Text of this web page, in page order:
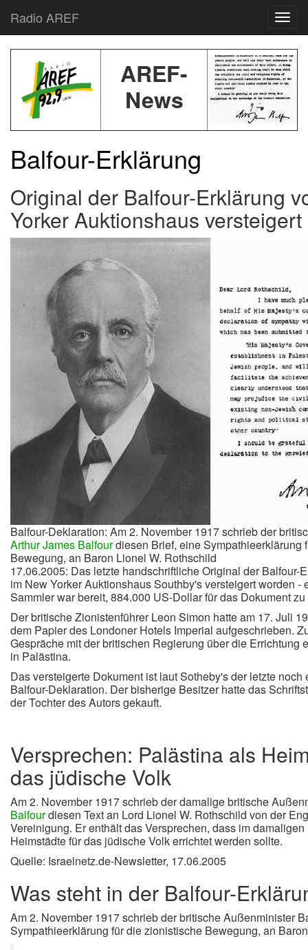
Radio AREF
AREF-
News
Balfour-Erklärung
Original der Balfour-Erklärung
Yorker Auktionshaus versteigert
Balfour-Deklaration: Am 2. November 1917 schrieb der
Arthur James Balfourdiesen Brief, eine Sympathieerklärung
Bewegung, an Baron Lionel W. Rothschild
17.06.2005: Das letzte handschriftliche Original der Balfour-
im New Yorker Auktionshaus Southby's versteigert worden -
Sammler war bereit, 884.000 US-Dollar für das Dokument
Der britische Zionistenführer Leon Simon hatte am 17. Juli
dem Papier des Londoner Hotels Imperial aufgeschrieben.
Gespräche mit der britischen Regierung über die Errichtung
in Palästina.
Das versteigerte Dokument ist laut Sotheby's der letzte
Balfour-Deklaration. Der bisherige Besitzer hatte das
der Tochter des Autors gekauft.
Versprechen: Palästina als
das jüdische Volk
Am 2. November 1917 schrieb der damalige britische
Balfourdiesen Text an Lord Lionel W. Rothschild von der
Vereinigung. Er enthält das Versprechen, dass im damaligen
Heimstädte für das jüdische Volk errichtet werden sollte.
Quelle: Israelnetz.de-Newsletter, 17.06.2005
Was steht in der Balfour-
Am 2. November 1917 schrieb der britische Außenminister
Sympathieerklärung für die zionistische Bewegung, an